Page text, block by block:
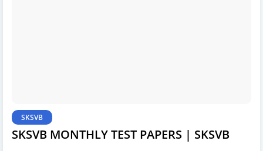
SKSVB
SKSVB MONTHLY TEST PAPERS | SKSVB